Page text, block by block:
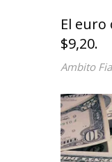
El euro
$9,20.
Ambito